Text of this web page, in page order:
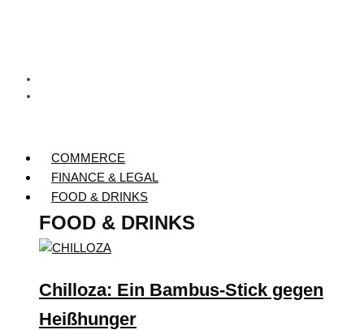
COMMERCE
FINANCE & LEGAL
FOOD & DRINKS
FOOD & DRINKS
Chilloza: Ein Bambus-Stick gegen
Heißhunger